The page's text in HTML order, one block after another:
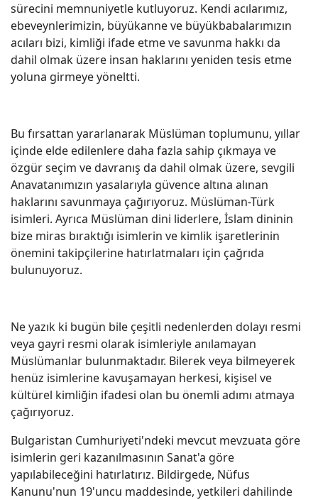
sürecini memnuniyetle kutluyoruz. Kendi acılarımız,
ebeveynlerimizin, büyükanne ve büyükbabalarımızın
acıları bizi, kimliği ifade etme ve savunma hakkı da
dahil olmak üzere insan haklarını yeniden tesis etme
yoluna girmeye yöneltti.
Bu fırsattan yararlanarak Müslüman toplumunu, yıllar
içinde elde edilenlere daha fazla sahip çıkmaya ve
özgür seçim ve davranış da dahil olmak üzere, sevgili
Anavatanımızın yasalarıyla güvence altına alınan
haklarını savunmaya çağırıyoruz. Müslüman-Türk
isimleri. Ayrıca Müslüman dini liderlere, İslam dininin
bize miras bıraktığı isimlerin ve kimlik işaretlerinin
önemini takipçilerine hatırlatmaları için çağrıda
bulunuyoruz.
Ne yazık ki bugün bile çeşitli nedenlerden dolayı resmi
veya gayri resmi olarak isimleriyle anılamayan
Müslümanlar bulunmaktadır. Bilerek veya bilmeyerek
henüz isimlerine kavuşamayan herkesi, kişisel ve
kültürel kimliğin ifadesi olan bu önemli adımı atmaya
çağırıyoruz.
Bulgaristan Cumhuriyeti'ndeki mevcut mevzuata göre
isimlerin geri kazanılmasının Sanat'a göre
yapılabileceğini hatırlatırız. Bildirgede, Nüfus
Kanunu'nun 19'uncu maddesinde, yetkileri dahilinde